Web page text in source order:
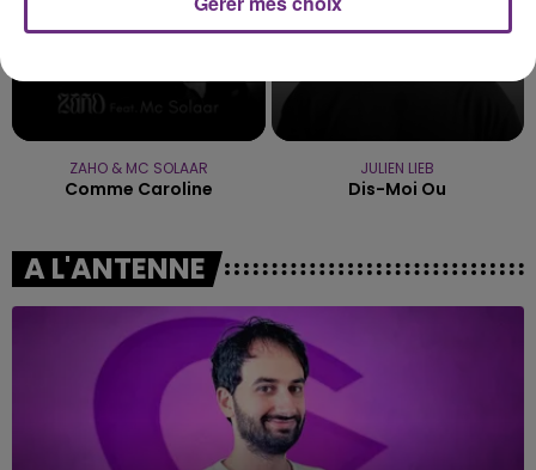
ZAHO & MC SOLAAR
Comme Caroline
JULIEN LIEB
Dis-Moi Ou
A L'ANTENNE